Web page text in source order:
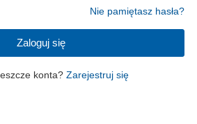
Nie pamiętasz hasła?
Zaloguj się
konta? Zarejestruj się